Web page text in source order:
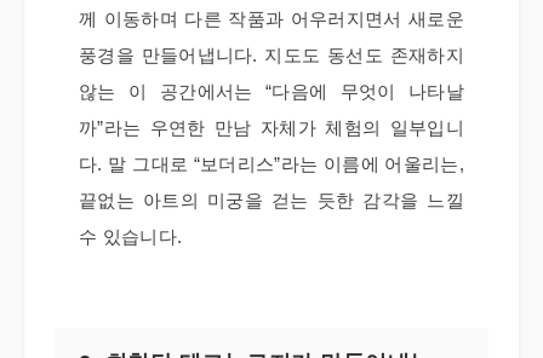
께 이동하며 다른 작품과 어우러지면서 새로운
풍경을 만들어냅니다. 지도도 동선도 존재하지
않는 이 공간에서는 “다음에 무엇이 나타날
까”라는 우연한 만남 자체가 체험의 일부입니
다. 말 그대로 “보더리스”라는 이름에 어울리는,
끝없는 아트의 미궁을 걷는 듯한 감각을 느낄
수 있습니다.